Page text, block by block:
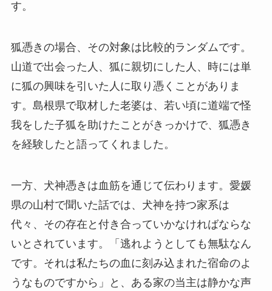
す。
狐憑きの場合、その対象は比較的ランダムです。
山道で出会った人、狐に親切にした人、時には単
に狐の興味を引いた人に取り憑くことがありま
す。島根県で取材した老婆は、若い頃に道端で怪
我をした子狐を助けたことがきっかけで、狐憑き
を経験したと語ってくれました。
一方、犬神憑きは血筋を通じて伝わります。愛媛
県の山村で聞いた話では、犬神を持つ家系は
代々、その存在と付き合っていかなければならな
いとされています。「逃れようとしても無駄なん
です。それは私たちの血に刻み込まれた宿命のよ
うなものですから」と、ある家の当主は静かな声